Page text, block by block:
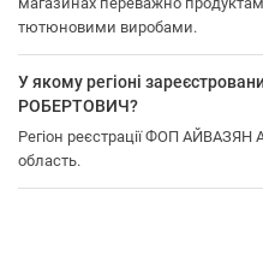
тютюновими виробами.
У якому регіоні
РОБЕРТОВИЧ?
Регіон реєстрації ФОП
область.